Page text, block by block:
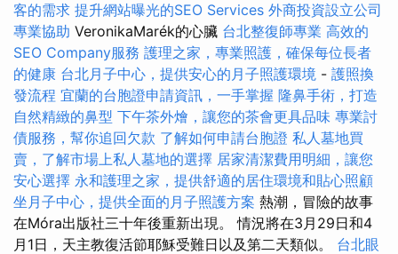
客的需求 提升網站曝光的SEO Services 外商投資設立公司
專業協助 VeronikaMarék的心臟 台北整復師專業 高效的
SEO Company服務 護理之家，專業照護，確保每位長者
的健康 台北月子中心，提供安心的月子照護環境 - 護照換
發流程 宜蘭的台胞證申請資訊，一手掌握 隆鼻手術，打造
自然精緻的鼻型 下午茶外燴，讓您的茶會更具品味 專業討
債服務，幫你追回欠款 了解如何申請台胞證 私人墓地買
賣，了解市場上私人墓地的選擇 居家清潔費用明細，讓您
安心選擇 永和護理之家，提供舒適的居住環境和貼心照顧
坐月子中心，提供全面的月子照護方案 熱潮，冒險的故事
在Móra出版社三十年後重新出現。 情況將在3月29日和4
月1日，天主教復活節耶穌受難日以及第二天類似。 台北眼